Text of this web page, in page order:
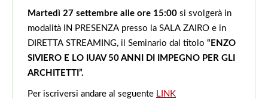
Martedì 27 settembre alle ore 15:00 si svolgerà in
modalità
IN PRESENZA presso la SALA ZAIRO e in
DIRETTA STREAMING, il Seminario dal titolo “ ENZO
SIVIERO E LO IUAV 50 ANNI DI IMPEGNO PER GLI
ARCHITETTI”.
Per iscriversi andare al seguente LINK